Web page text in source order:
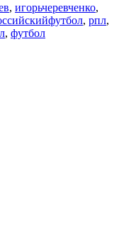
, игорьчеревченко,
, рпл,
, футбол